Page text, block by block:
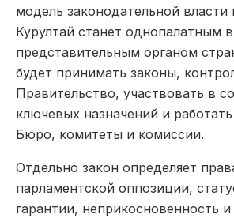
модель законодательной власти
Курултай станет однопалатным
представительным органом
будет принимать законы,
Правительство, участвовать в
ключевых назначений и
Бюро, комитеты и комиссии.
Отдельно закон определяет
парламентской оппозиции,
гарантии, неприкосновенность и